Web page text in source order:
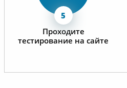
Проходите
тестирование на сайте